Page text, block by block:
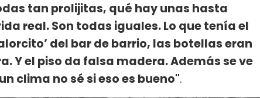
tan prolijitas, qué hay unas hasta
real. Son todas iguales. Lo que tenía el
del bar de barrio, las botellas eran
Y el piso da falsa madera. Además se ve
clima no sé si eso es bueno".